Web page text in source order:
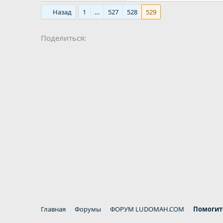
Назад 1 … 527 528 529
Поделиться:
Главная Форумы ФОРУМ LUDOMAH.COM